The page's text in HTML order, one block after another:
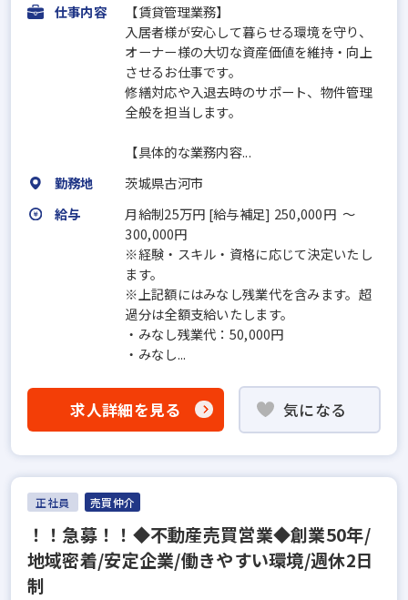
仕事内容
【賃貸管理業務】
入居者様が安心して暮らせる環境を守り、
オーナー様の大切な資産価値を維持・向上
させるお仕事です。
修繕対応や入退去時のサポート、物件管理
全般を担当します。
【具体的な業務内容...
勤務地
茨城県古河市
給与
月給制25万円 [給与補足] 250,000円 ～
300,000円
※経験・スキル・資格に応じて決定いたし
ます。
※上記額にはみなし残業代を含みます。超
過分は全額支給いたします。
・みなし残業代：50,000円
・みなし...
求人詳細を見る 気になる
正社員 売買仲介
！！急募！！◆不動産売買営業◆創業50年/
地域密着/安定企業/働きやすい環境/週休2日
制